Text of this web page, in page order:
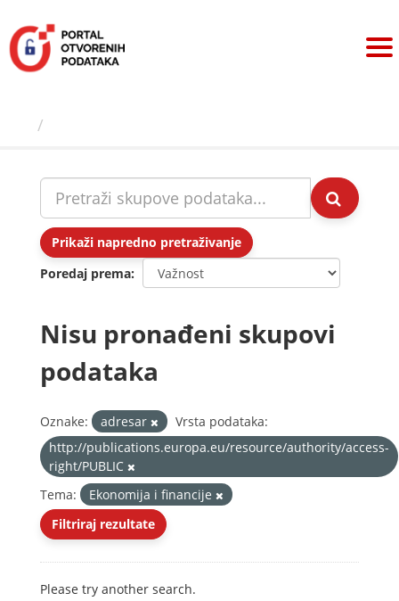
sadržaj
Prikaži napredno pretraživanje
Poredaj prema
Nisu pronađeni skupovi
podataka
Oznake: adresar
Vrsta podataka:
http://publications.europa.eu/resource/authority/access-
right/PUBLIC
Tema:
Ekonomija i financije
Filtriraj rezultate
Please try another search.